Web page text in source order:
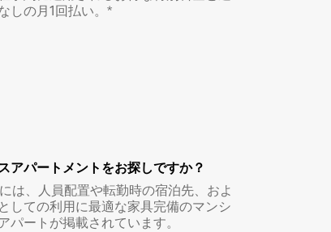
しの月1回払い。*
アパートメントをお探しですか？
は、人員配置や転勤時の宿泊先、およ
しての利用に最適な家具完備のマンシ
パートが掲載されています。